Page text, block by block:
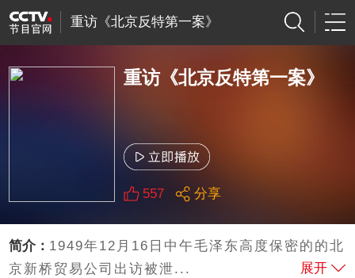
重访《北京反特第一案》
重访《北京反特第一案》
557 分享
简介： 1949年12月16日中午毛泽东高度保密的的北
京新桥贸易公司出访被泄...
展开